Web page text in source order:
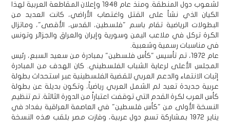
لشعوب دول المنطقة. ومنذ عام 1948 وإعلان المقاطعة العربية لهذا
الكيان الذي نشأ على القتل واغتصاب الأراضي، كانت العديد من
البطولات الرياضية تقام باسم "فلسطين، القدس، الأقصى"، وماتزال
الكرة تركل في ملاعب اليمن وسورية وإيران والعراق والجزائر وتونس
في مناسبات رسمية وشعبية.
عام 1972، تم تأسيس "كأس فلسطين" بمبادرة من سعيد السبع، رئيس
المجلس الأعلى لرعاية الشباب الفلسطيني. كان الهدف من المبادرة
إثبات الانتماء والدعم العربي للقضية الفلسطينية عبر استحداث بطولة
عربية جديدة تعيد لم الشمل العربي رياضياً، وتكون بديلة عن بطولة
كأس العرب لكرة القدم التي توقفت اعتباراً من الدورة الثالثة. تم تنظيم
النسخة الأولى من "كأس فلسطين" في العاصمة العراقية بغداد في
يناير 1972 بمشاركة تسع دول عربية، وفازت مصر بلقب هذه النسخة